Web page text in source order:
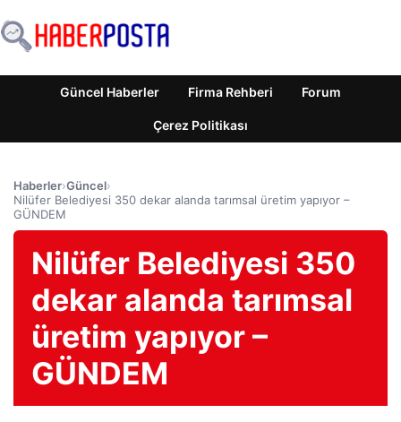
Güncel Haberler Firma Rehberi Forum
Çerez Politikası
Haberler›Güncel›
Nilüfer Belediyesi 350 dekar alanda tarımsal üretim yapıyor –
GÜNDEM
Nilüfer Belediyesi 350
dekar alanda tarımsal
üretim yapıyor –
GÜNDEM